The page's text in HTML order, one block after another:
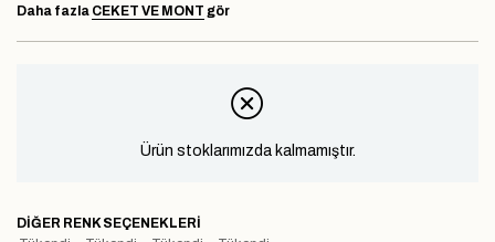
Daha fazla CEKET VE MONT gör
Ürün stoklarımızda kalmamıştır.
DIĞER RENK SEÇENEKLERI